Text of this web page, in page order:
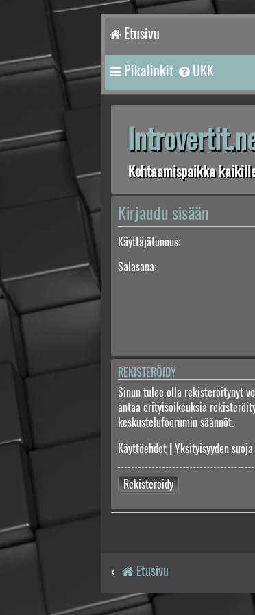
Etusivu
Pikalinkit UKK
Kohtaamispaikka
Kirjaudu sisään
Käyttäjätunnus:
Salasana:
REKISTERÖIDY
Sinun tulee olla rekisteröitynyt
antaa erityisoikeuksia
keskustelufoorumin säännöt.
Käyttöehdot | Yksityisyyden suoja
Rekisteröidy
Etusivu